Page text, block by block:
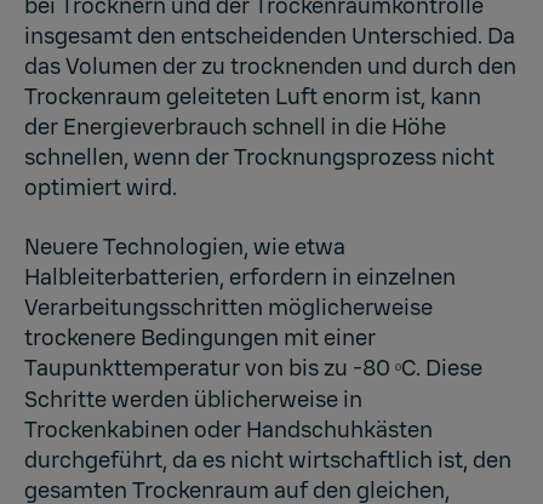
insgesamt den entscheidenden Unterschied. Da
das Volumen der zu trocknenden und durch den
Trockenraum geleiteten Luft enorm ist, kann
der Energieverbrauch schnell in die Höhe
schnellen, wenn der Trocknungsprozess nicht
optimiert wird.
Neuere Technologien, wie etwa
Halbleiterbatterien, erfordern in einzelnen
Verarbeitungsschritten möglicherweise
trockenere Bedingungen mit einer
Taupunkttemperatur von bis zu -80 ºC. Diese
Schritte werden üblicherweise in
Trockenkabinen oder Handschuhkästen
durchgeführt, da es nicht wirtschaftlich ist, den
gesamten Trockenraum auf den gleichen,